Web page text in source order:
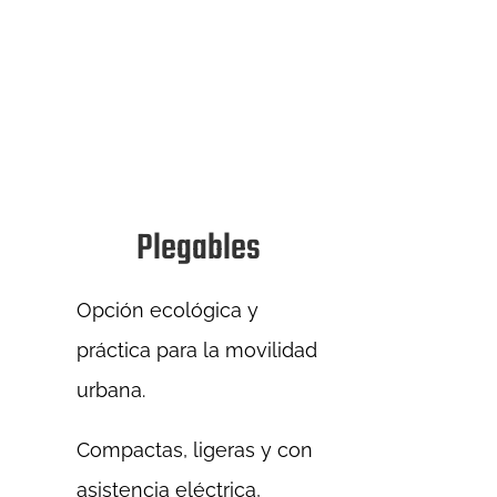
Plegables
Opción ecológica y
práctica para la movilidad
urbana.
Compactas, ligeras y con
asistencia eléctrica,